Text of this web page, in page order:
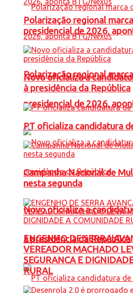
Polarização regional
presidencial de 2026,
Novo oficializa a
à presidência da República
Polarização regional
presidencial de 2026,
Novo oficializa a
à presidência da República
PT oficializa candidatura
Campanha Nacional de
nesta segunda
ENGENHO DE SERRA
VEREADOR MACHADO
SEGURANCA E
RURAL